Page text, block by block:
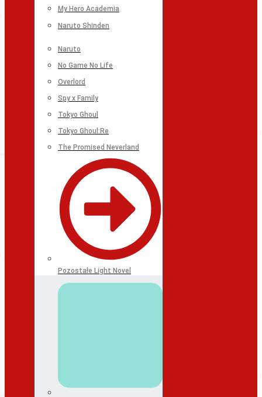
My Hero Academia
Naruto Shinden
Naruto
No Game No Life
Overlord
Spy x Family
Tokyo Ghoul
Tokyo Ghoul:Re
The Promised Neverland
Pozostałe Light Novel